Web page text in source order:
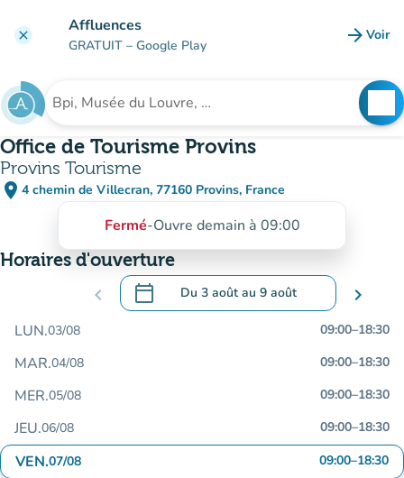
clear Affluences
GRATUIT – Google Play arrow_forward Voir
Rechercher un établissement
Office de Tourisme Provins
Provins Tourisme
place 4 chemin de Villecran, 77160 Provins, France
(ouvrir dans Google Maps)
(nouvel onglet)
Fermé-Ouvre demain à 09:00
Horaires d'ouverture
chevron_left calendar_today Du 3 aoûtau 9 août
.Ouvrir le calendrier pour changer de
chevron_right
LUN.03/08 09:00–18:30
MAR.04/08 09:00–18:30
MER.05/08 09:00–18:30
JEU.06/08 09:00–18:30
VEN.07/08 09:00–18:30